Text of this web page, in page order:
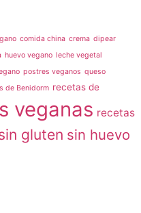
comida china crema dipear
huevo vegano leche vegetal
postres veganos queso
de Benidorm recetas de
veganas recetas
gluten sin huevo